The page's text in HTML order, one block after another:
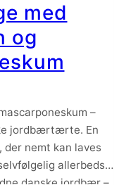
med
og
–
jordbærtærte. En
der nemt kan laves
allerbedst
danske jordbær –